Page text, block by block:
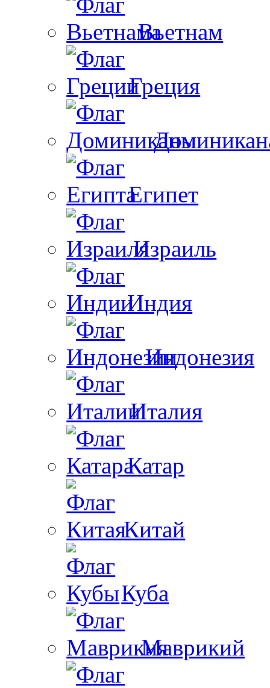
Вьетнам
Греция
Египет
Израиль
Индия
Индонезия
Италия
Катар
Китай
Куба
Маврикий